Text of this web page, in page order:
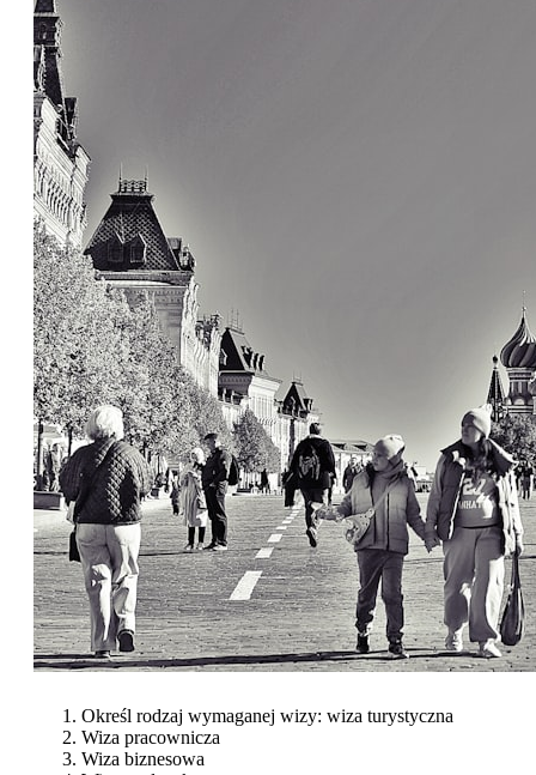
Określ rodzaj wymaganej wizy: wiza turystyczna
Wiza pracownicza
Wiza biznesowa